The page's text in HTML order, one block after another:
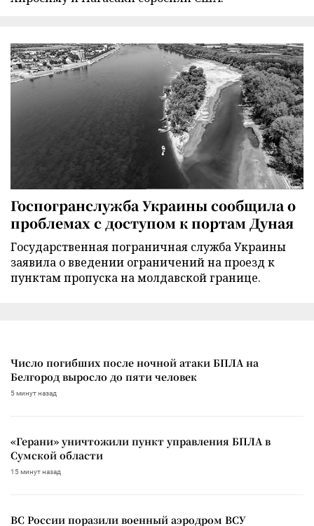
Госпогранслужба Украины сообщила о
проблемах с доступом к портам Дуная
Государственная пограничная служба Украины
заявила о введении ограничений на проезд к
пунктам пропуска на молдавской границе.
Число погибших после ночной атаки БПЛА на
Белгород выросло до пяти человек
5 минут назад
«Герани» уничтожили пункт управления БПЛА в
Сумской области
15 минут назад
ВС России поразили военный аэродром ВСУ